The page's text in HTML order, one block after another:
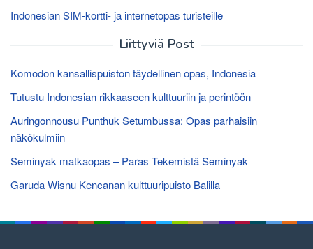
Indonesian SIM-kortti- ja internetopas turisteille
Liittyviä Post
Komodon kansallispuiston täydellinen opas, Indonesia
Tutustu Indonesian rikkaaseen kulttuuriin ja perintöön
Auringonnousu Punthuk Setumbussa: Opas parhaisiin
näkökulmiin
Seminyak matkaopas – Paras Tekemistä Seminyak
Garuda Wisnu Kencanan kulttuuripuisto Balilla